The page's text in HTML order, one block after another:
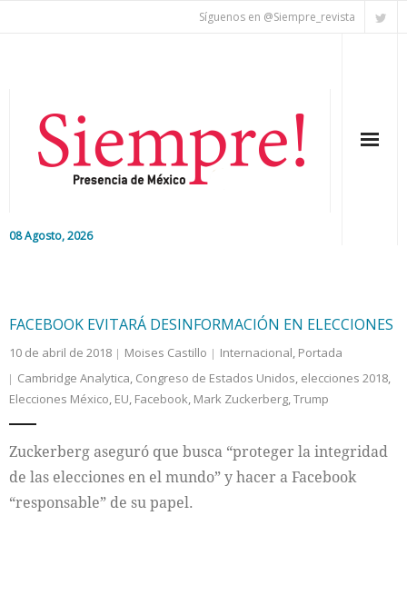
Síguenos en @Siempre_revista
08 Agosto, 2026
Nacional
Colaboradores
Internacional
FACEBOOK EVITARÁ DESINFORMACIÓN EN ELECCIONES
10 de abril de 2018 Moises Castillo Internacional, Portada
Cambridge Analytica, Congreso de Estados Unidos, elecciones 2018,
Elecciones México, EU, Facebook, Mark Zuckerberg,Trump
Zuckerberg aseguró que busca “proteger la integridad
de las elecciones en el mundo” y hacer a Facebook
“responsable” de su papel.